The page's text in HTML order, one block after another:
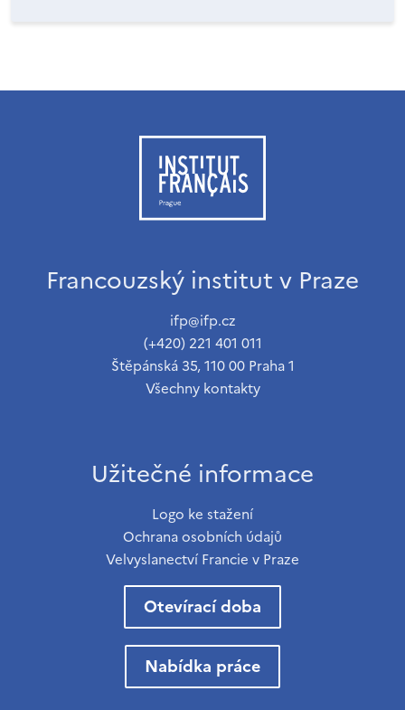
Francouzský institut v Praze
ifp@ifp.cz
(+420) 221 401 011
Štěpánská 35, 110 00 Praha 1
Všechny kontakty
Užitečné informace
Logo ke stažení
Ochrana osobních údajů
Velvyslanectví Francie v Praze
Otevírací doba
Nabídka práce